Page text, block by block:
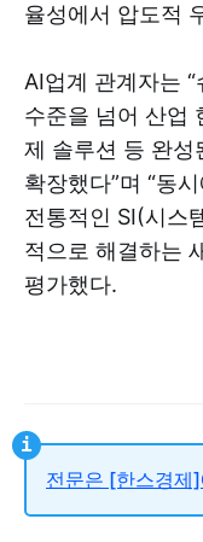
율성에서 압도적
AI업계 관계자는
수준을 넘어 산업
제 솔루션 등 완성
확장했다”며 “동
전통적인 SI(시스
적으로 해결하는
평가했다.
전문은 [한스경제